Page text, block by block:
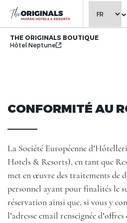
THE ORIGINALS BOUTIQUE
Hôtel Neptune
CONFORMITÉ AU
La Société Européenne
Hotels & Resorts), en tant que
met en œuvre des traitements de
personnel ayant pour finalités le
réservation ainsi que, si vous y
l’adresse email renseignée